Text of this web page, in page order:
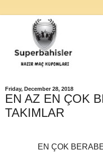
Friday, December 28, 2018
EN AZ EN ÇOK
TAKIMLAR
EN ÇOK